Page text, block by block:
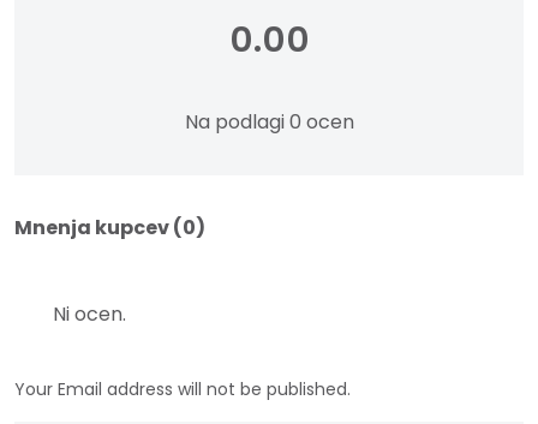
Mnenja kupcev (0)
Ni ocen.
Your Email address will not be published.
0.00
Na podlagi 0 ocen